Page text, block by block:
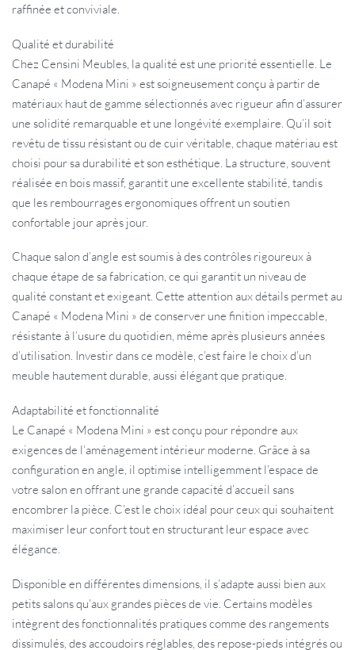
raffinée et conviviale.
Qualité et durabilité
Chez Censini Meubles, la qualité est une priorité essentielle. Le
Canapé « Modena Mini » est soigneusement conçu à partir de
matériaux haut de gamme sélectionnés avec rigueur afin d’assurer
une solidité remarquable et une longévité exemplaire. Qu’il soit
revêtu de tissu résistant ou de cuir véritable, chaque matériau est
choisi pour sa durabilité et son esthétique. La structure, souvent
réalisée en bois massif, garantit une excellente stabilité, tandis
que les rembourrages ergonomiques offrent un soutien
confortable jour après jour.
Chaque salon d’angle est soumis à des contrôles rigoureux à
chaque étape de sa fabrication, ce qui garantit un niveau de
qualité constant et exigeant. Cette attention aux détails permet au
Canapé « Modena Mini » de conserver une finition impeccable,
résistante à l’usure du quotidien, même après plusieurs années
d’utilisation. Investir dans ce modèle, c’est faire le choix d’un
meuble hautement durable, aussi élégant que pratique.
Adaptabilité et fonctionnalité
Le Canapé « Modena Mini » est conçu pour répondre aux
exigences de l’aménagement intérieur moderne. Grâce à sa
configuration en angle, il optimise intelligemment l’espace de
votre salon en offrant une grande capacité d’accueil sans
encombrer la pièce. C’est le choix idéal pour ceux qui souhaitent
maximiser leur confort tout en structurant leur espace avec
élégance.
Disponible en différentes dimensions, il s’adapte aussi bien aux
petits salons qu’aux grandes pièces de vie. Certains modèles
intègrent des fonctionnalités pratiques comme des rangements
dissimulés, des accoudoirs réglables, des repose-pieds intégrés ou